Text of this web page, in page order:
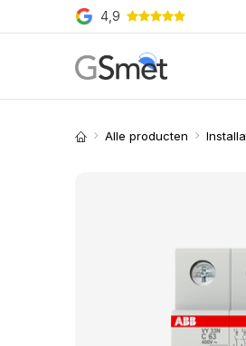
Overslaan naar inhoud
4,9
Alle producten